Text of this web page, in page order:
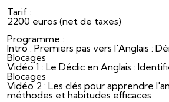
Tarif :
2200 euros (net de taxes)
Programme :
Intro : Premiers pas vers l'Anglais :
Blocages
Vidéo 1 : Le Déclic en Anglais :
Blocages
Vidéo 2 : Les clés pour apprendre
méthodes et habitudes efficaces